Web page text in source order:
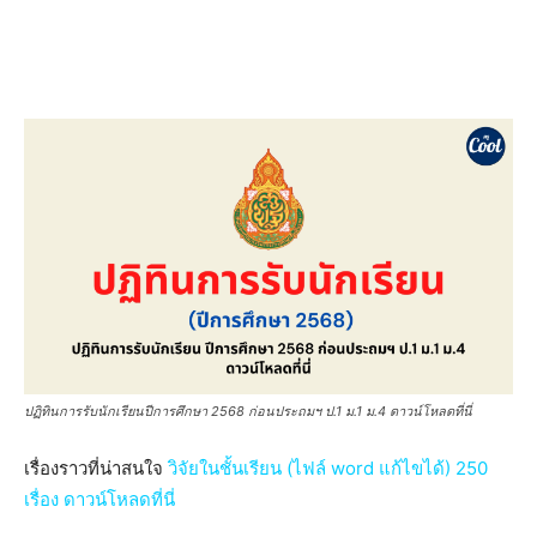
ปฏิทินการรับนักเรียนปีการศึกษา 2568 ก่อนประถมฯ ป.1 ม.1 ม.4 ดาวน์โหลดที่นี่
เรื่องราวที่น่าสนใจ วิจัยในชั้นเรียน (ไฟล์ word แก้ไขได้) 250
เรื่อง ดาวน์โหลดที่นี่